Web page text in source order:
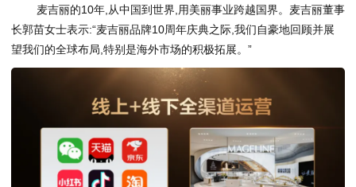
麦吉丽的10年,从中国到世界,用美丽事业跨越国界。麦吉丽董事
长郭苗女士表示:“麦吉丽品牌10周年庆典之际,我们自豪地回顾并展
望我们的全球布局,特别是海外市场的积极拓展。”